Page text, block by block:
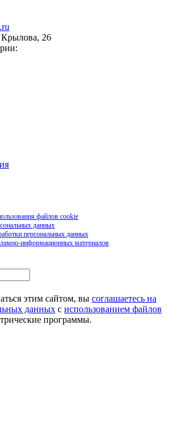
Крылова, 26
файлов cookie
данных
персональных данных
информационных материалов
этим сайтом, вы соглашаетесь на
данных с использованием файлов
программы.